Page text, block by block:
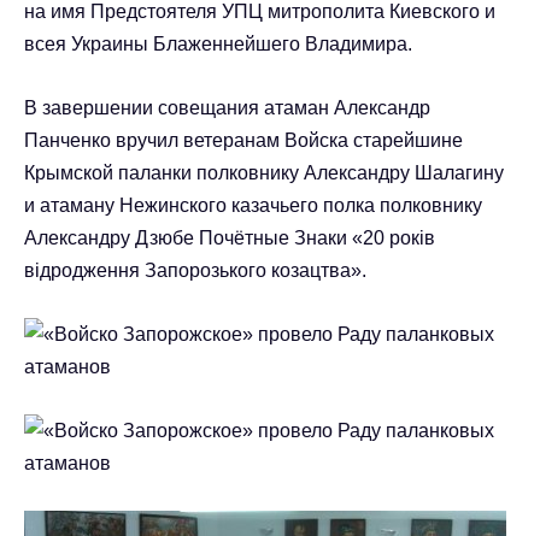
на имя Предстоятеля УПЦ митрополита Киевского и
всея Украины Блаженнейшего Владимира.
В завершении совещания атаман Александр
Панченко вручил ветеранам Войска старейшине
Крымской паланки полковнику Александру Шалагину
и атаману Нежинского казачьего полка полковнику
Александру Дзюбе Почётные Знаки «20 років
відродження Запорозького козацтва».